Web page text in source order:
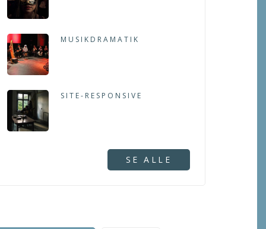
MUSIKDRAMATIK
SITE-RESPONSIVE
SE ALLE